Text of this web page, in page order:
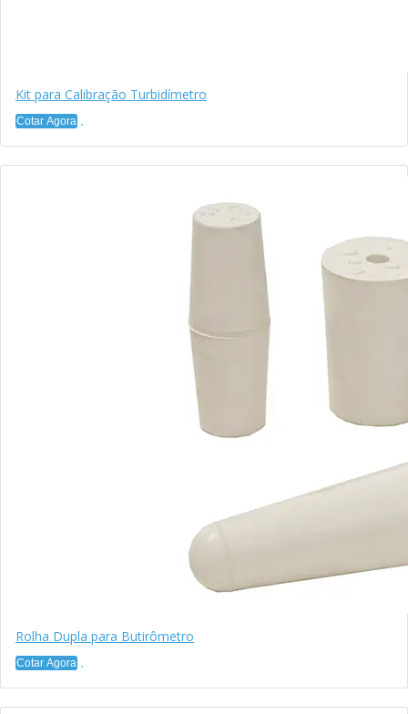
Kit para Calibração Turbidímetro
Cotar Agora
Rolha Dupla para Butirômetro
Cotar Agora